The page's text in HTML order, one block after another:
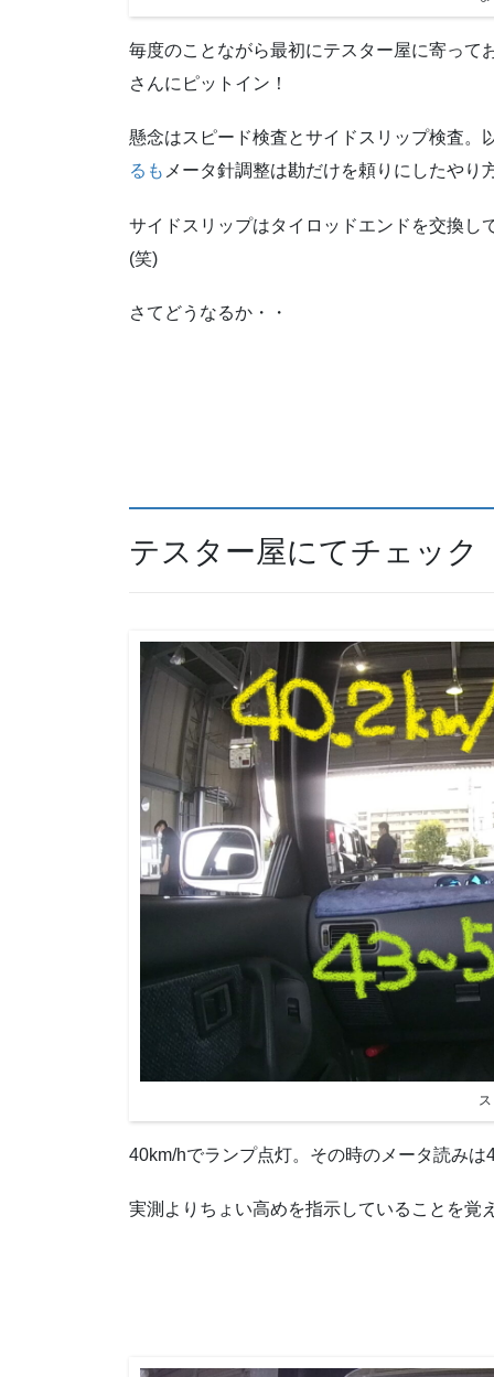
毎度のことながら最初にテスター屋に寄って
さんにピットイン！
懸念はスピード検査とサイドスリップ検査。
るも メータ針調整は勘だけを頼りにしたやり
サイドスリップはタイロッドエンドを交換し
(笑)
さてどうなるか・・
テスター屋にてチェック
40km/hでランプ点灯。その時のメータ読みは
実測よりちょい高めを指示していることを覚